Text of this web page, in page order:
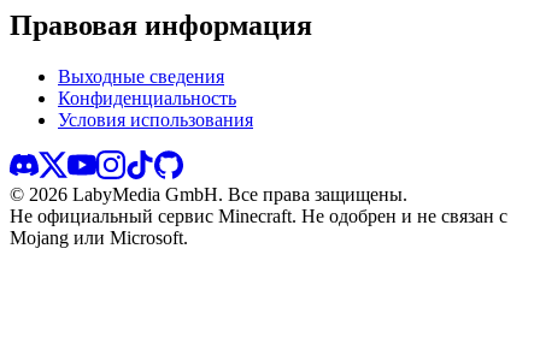
Правовая информация
Выходные сведения
Конфиденциальность
Условия использования
© 2026 LabyMedia GmbH. Все права защищены.
Не официальный сервис Minecraft. Не одобрен и не связан с
Mojang или Microsoft.